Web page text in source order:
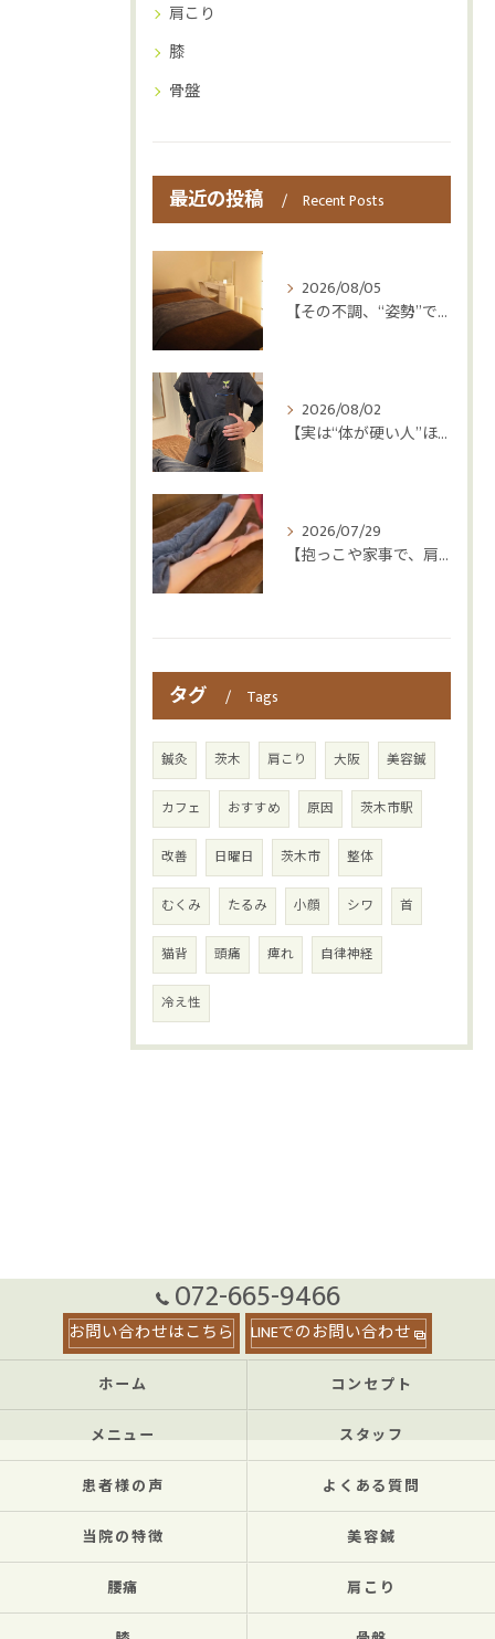
肩こり
膝
骨盤
最近の投稿 Recent Posts
2026/08/05
【その不調、“姿勢”ではなく“呼吸”かもしれません😮‍💨】
2026/08/02
【実は“体が硬い人”ほど疲れやすい😳】
2026/07/29
【抱っこや家事で、肩・腰つらくなっていませんか？👶💦】
タグ Tags
鍼灸 茨木 肩こり 大阪 美容鍼
カフェ おすすめ 原因 茨木市駅
改善 日曜日 茨木市 整体
むくみ たるみ 小顔 シワ 首
猫背 頭痛 痺れ 自律神経
冷え性
072-665-9466
お問い合わせはこちら LINEでのお問い合わせ
ホーム コンセプト
メニュー スタッフ
患者様の声 よくある質問
当院の特徴 美容鍼
腰痛 肩こり